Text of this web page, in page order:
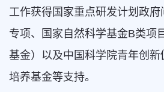
工作获得国家重点研发计划政
专项、国家自然科学基金B类项
基金）以及中国科学院青年创
培养基金等支持。